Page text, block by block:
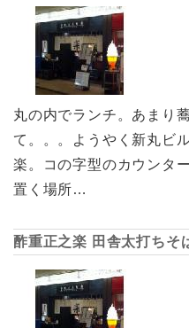
丸の内でランチ。あまり
て。。。ようやく新丸ビ
楽。コの字型のカウンタ
置く場所…
酢重正之楽 田舎太打ち